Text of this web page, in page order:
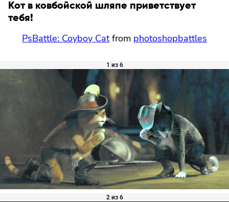
Кот в ковбойской шляпе приветствует
тебя!
PsBattle: Coyboy Catfrom photoshopbattles
1 из 6
2 из 6